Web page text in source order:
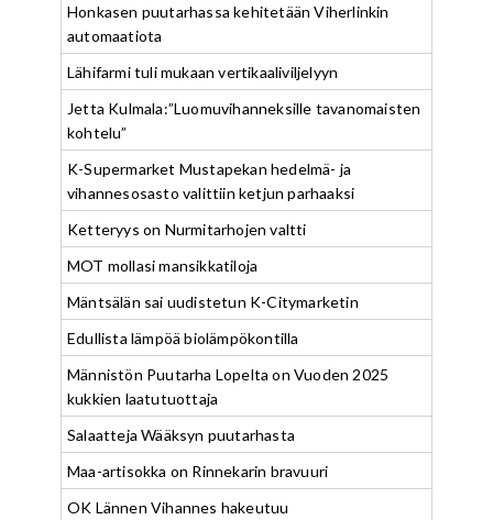
Honkasen puutarhassa kehitetään Viherlinkin
automaatiota
Lähifarmi tuli mukaan vertikaaliviljelyyn
Jetta Kulmala:”Luomuvihanneksille tavanomaisten
kohtelu”
K-Supermarket Mustapekan hedelmä- ja
vihannesosasto valittiin ketjun parhaaksi
Ketteryys on Nurmitarhojen valtti
MOT mollasi mansikkatiloja
Mäntsälän sai uudistetun K-Citymarketin
Edullista lämpöä biolämpökontilla
Männistön Puutarha Lopelta on Vuoden 2025
kukkien laatutuottaja
Salaatteja Wääksyn puutarhasta
Maa-artisokka on Rinnekarin bravuuri
OK Lännen Vihannes hakeutuu